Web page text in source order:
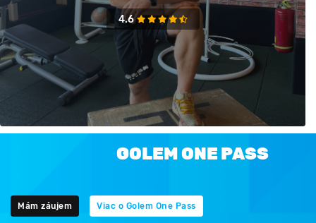
4.6
GOLEM ONE PASS
Mám záujem Viac o Golem One Pass